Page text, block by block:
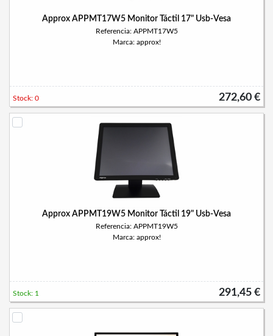
Approx APPMT17W5 Monitor Táctil 17" Usb-Vesa
Referencia: APPMT17W5
Marca: approx!
272,60 €
Stock: 0
Approx APPMT19W5 Monitor Táctil 19" Usb-Vesa
Referencia: APPMT19W5
Marca: approx!
291,45 €
Stock: 1